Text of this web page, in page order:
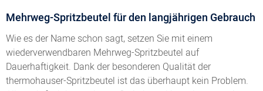
Mehrweg-Spritzbeutel für den langjährigen Gebrauch
Wie es der Name schon sagt, setzen Sie mit einem
wiederverwendbaren Mehrweg-Spritzbeutel auf
Dauerhaftigkeit. Dank der besonderen Qualität der
thermohauser-Spritzbeutel ist das überhaupt kein Problem.